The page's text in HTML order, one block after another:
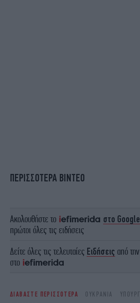
ΠΕΡΙΣΣΟΤΕΡΑ ΒΙΝΤΕΟ
Ακολουθήστε το στο
πρώτοι όλες τις ειδήσεις
Δείτε όλες τις τελευταίες Ειδήσεις από
στο
ΔΙΑΒΑΣΤΕ ΠΕΡΙΣΣΟΤΕΡΑ ΟΥΚΡΑΝΙΑ